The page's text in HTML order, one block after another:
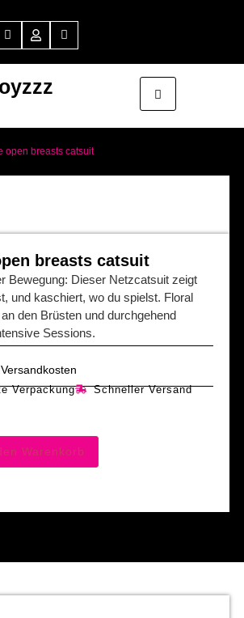
open breasts catsuit
breasts catsuit
Bewegung: Dieser Netzcatsuit zeigt
und kaschiert, wo du spielst. Floral
den Brüsten und durchgehend
Sessions.
Verpackung Schneller Versand
Warenkorb